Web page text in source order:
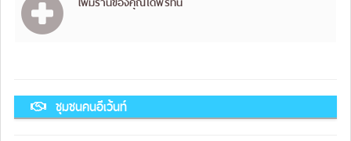
ชุมชนคนอีเว้นท์